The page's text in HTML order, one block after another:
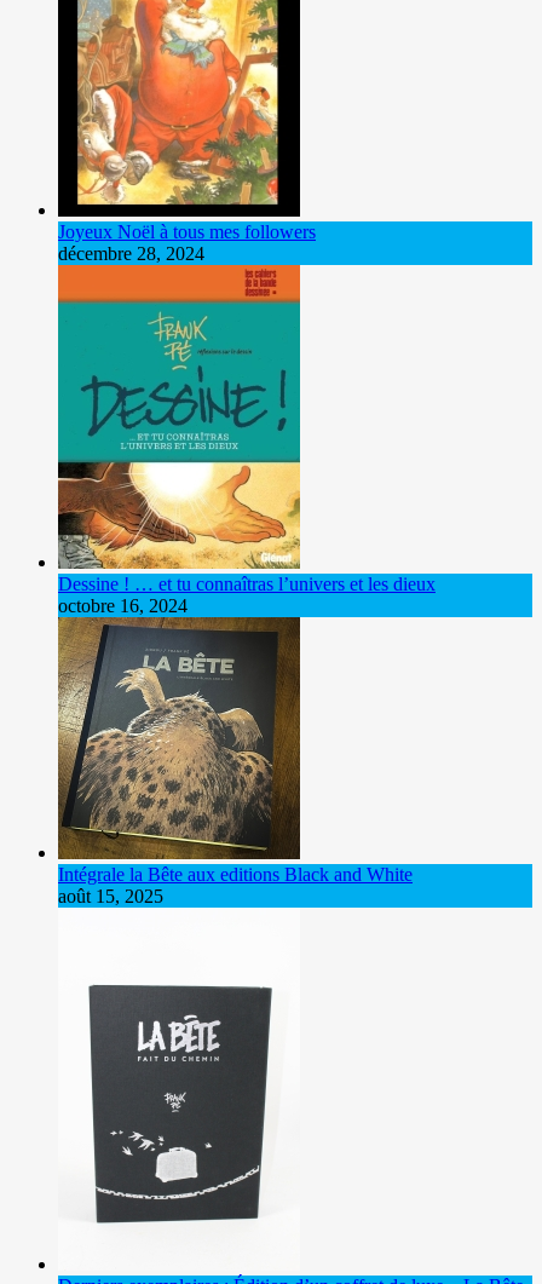
Joyeux Noël à tous mes followers
décembre 28, 2024
Dessine ! … et tu connaîtras l’univers et les dieux
octobre 16, 2024
Intégrale la Bête aux editions Black and White
août 15, 2025